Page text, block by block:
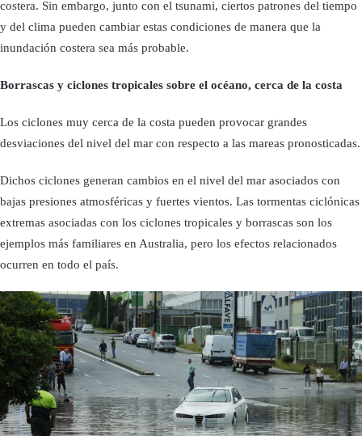
costera. Sin embargo, junto con el tsunami, ciertos patrones del tiempo
y del clima pueden cambiar estas condiciones de manera que la
inundación costera sea más probable.
Borrascas y ciclones tropicales sobre el océano, cerca de la costa
Los ciclones muy cerca de la costa pueden provocar grandes
desviaciones del nivel del mar con respecto a las mareas pronosticadas.
Dichos ciclones generan cambios en el nivel del mar asociados con
bajas presiones atmosféricas y fuertes vientos. Las tormentas ciclónicas
extremas asociadas con los ciclones tropicales y borrascas son los
ejemplos más familiares en Australia, pero los efectos relacionados
ocurren en todo el país.